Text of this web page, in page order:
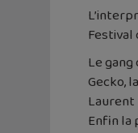
Festival
Le
Gecko,
Laurent
Enfin la